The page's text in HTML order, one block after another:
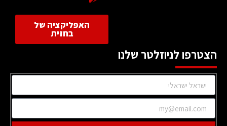
האפליקציה של
בחזית
הצטרפו לניוזלטר שלנו